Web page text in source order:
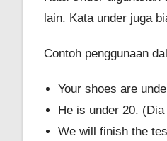
lain. Kata under juga
Contoh penggunaan
Your shoes are
He is under 20.
We will finish the